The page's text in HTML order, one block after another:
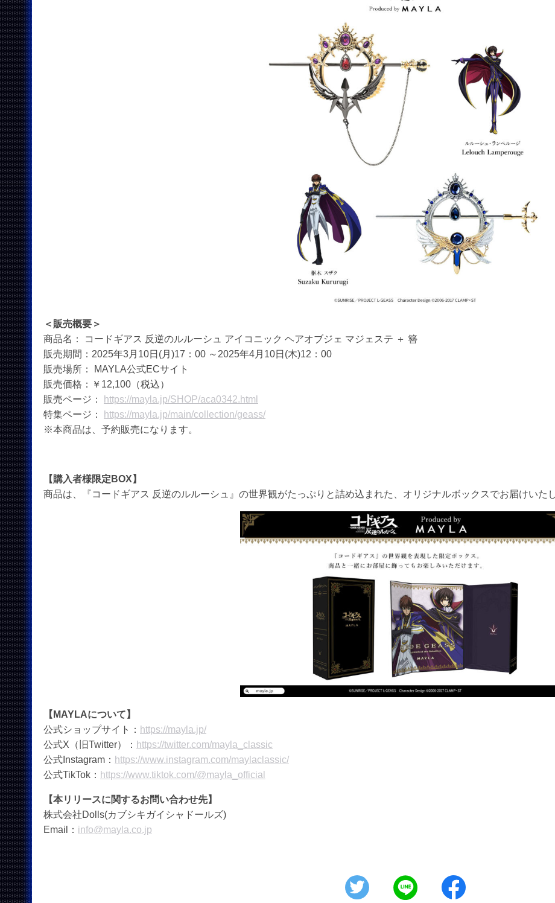
＜販売概要＞
商品名： コードギアス 反逆のルルーシュ アイコニック ヘアオブジェ マジェステ ＋ 簪
販売期間：2025年3月10日(月)17：00 ～2025年4月10日(木)12：00
販売場所： MAYLA公式ECサイト
販売価格：￥12,100（税込）
販売ページ：
https://mayla.jp/SHOP/aca0342.html
特集ページ：
https://mayla.jp/main/collection/geass/
※本商品は、予約販売になります。
【購入者様限定BOX】
商品は、『コードギアス 反逆のルルーシュ』の世界観がたっぷりと詰め込まれた、オリジナルボックスでお届けいたし
【MAYLAについて】
公式ショップサイト： https://mayla.jp/
公式X（旧Twitter）： https://twitter.com/mayla_classic
公式Instagram： https://www.instagram.com/maylaclassic/
公式TikTok： https://www.tiktok.com/@mayla_official
【本リリースに関するお問い合わせ先】
株式会社Dolls(カブシキガイシャドールズ)
Email： info@mayla.co.jp